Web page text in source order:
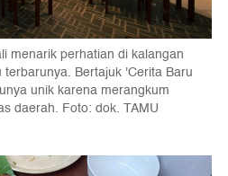
menarik perhatian di kalangan
Bertajuk 'Cerita Baru
unik karena merangkum
daerah. Foto: dok. TAMU